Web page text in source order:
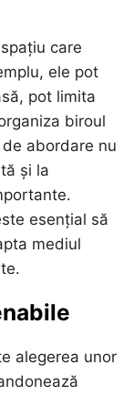
care
ele pot
pot limita
biroul
abordare nu
și la
esențial să
mediul
alegerea unor